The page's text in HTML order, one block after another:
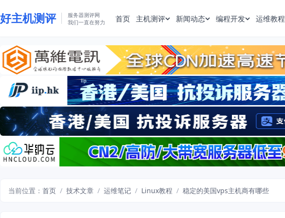
好主机测评
服务器测评网
我们一直在努力
首页 主机测评 新闻动态 编程开发 运维教程
当前位置： 首页 / 技术文章 / 运维笔记 / Linux教程 / 稳定的美国vps主机商有哪些